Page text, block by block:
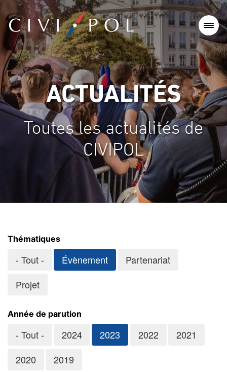
ACTUALITÉS
Toutes les actualités de
CIVIPOL
Thématiques
- Tout - Évènement
Partenariat
Projet
Année de parution
- Tout - 2024 2023 2022
2021
2020
2019